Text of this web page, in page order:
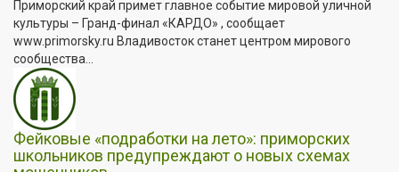
Приморский край примет главное событие мировой уличной
культуры – Гранд-финал «КАРДО» , сообщает
www.primorsky.ru Владивосток станет центром мирового
сообщества...
Фейковые «подработки на лето»: приморских
школьников предупреждают о новых схемах